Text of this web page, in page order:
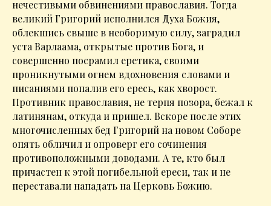
нечестивыми обвинениями православия. Тогда
великий Григорий исполнился Духа Божия,
облекшись свыше в необоримую силу, заградил
уста Варлаама, открытые против Бога, и
совершенно посрамил еретика, своими
проникнутыми огнем вдохновения словами и
писаниями попалив его ересь, как хворост.
Противник православия, не терпя позора, бежал к
латинянам, откуда и пришел. Вскоре после этих
многочисленных бед Григорий на новом Соборе
опять обличил и опроверг его сочинения
противоположными доводами. А те, кто был
причастен к этой погибельной ереси, так и не
переставали нападать на Церковь Божию.